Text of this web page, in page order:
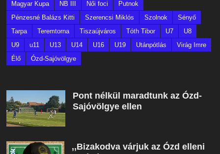
Magyar Kupa
NB III Női foci
Putnok
Pénzesné Balázs Kitti
Szerencsi Miklós Szolnok
Sényő
Tarpa
Teremtorna Tiszaújváros Tóth Tibor U7
U8
U9
u11 U13 U14 U16 U19 Utánpótlás
Virág Imre
Élő
Ózd-Sajóvölgye
Pont nélkül maradtunk az Ózd-
Sajóvölgye ellen
,,Bizakodva várjuk az Ózd elleni